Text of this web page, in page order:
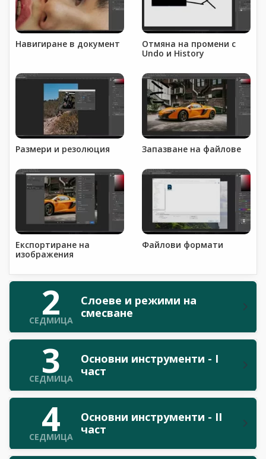
Навигиране в документ
Отмяна на промени с
Undo и History
Размери и резолюция Запазване на файлове
Експортиране на
изображения
Файлови формати
2
СЕДМИЦА
Слоеве и режими на
смесване
3
СЕДМИЦА
Основни инструменти - I
част
4
СЕДМИЦА
Основни инструменти - II
част